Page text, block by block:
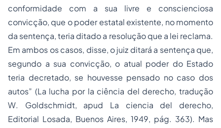
conformidade com a sua livre e conscienciosa
convicção, que o poder estatal existente, no momento
da sentença, teria ditado a resolução que a lei reclama.
Em ambos os casos, disse, o juiz ditará a sentença que,
segundo a sua convicção, o atual poder do Estado
teria decretado, se houvesse pensado no caso dos
autos” (La lucha por la ciência del derecho, tradução
W. Goldschmidt, apud La ciencia del derecho,
Editorial Losada, Buenos Aires, 1949, pág. 363). Mas